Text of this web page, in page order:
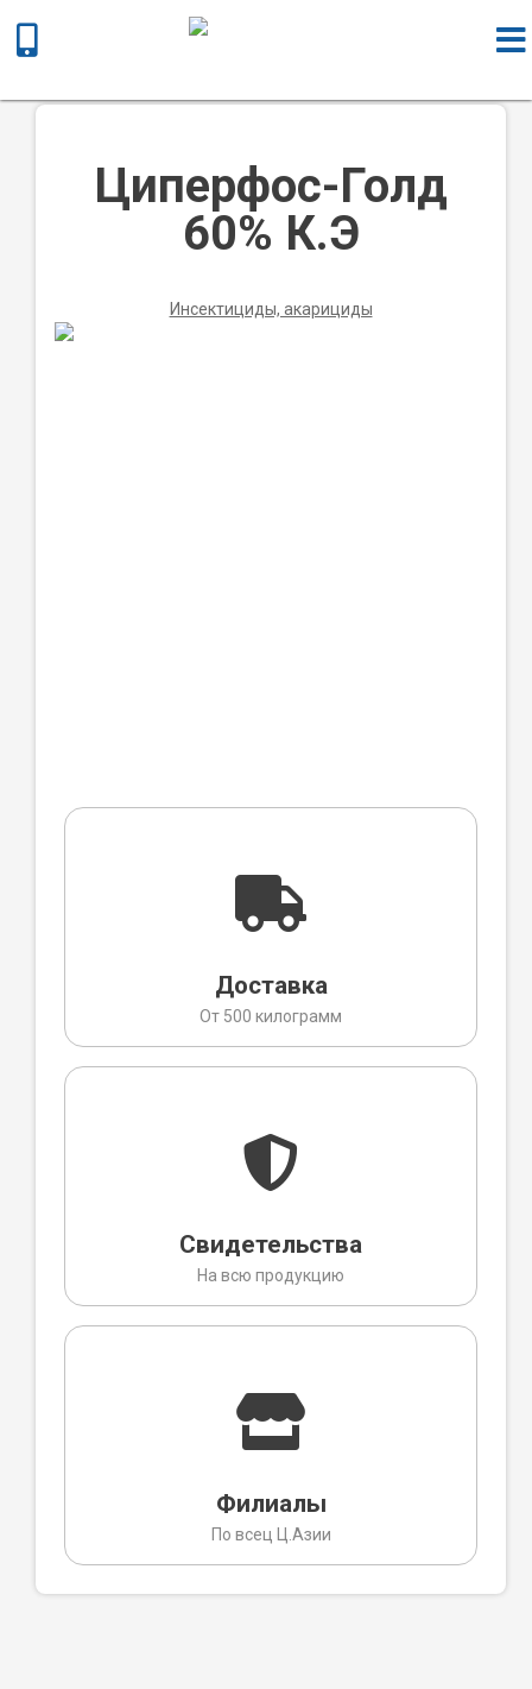
/ Циперфос-Голд 60% К.Э
Циперфос-Голд
60% К.Э
Инсектициды, акарициды
Доставка
От 500 килограмм
Свидетельства
На всю продукцию
Филиалы
По всец Ц.Азии